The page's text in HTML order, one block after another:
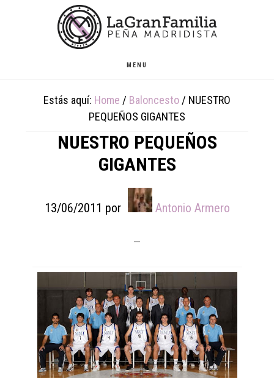
MENU
Estás aquí: Home / Baloncesto / NUESTRO
PEQUEÑOS GIGANTES
NUESTRO PEQUEÑOS
GIGANTES
13/06/2011 por Antonio Armero